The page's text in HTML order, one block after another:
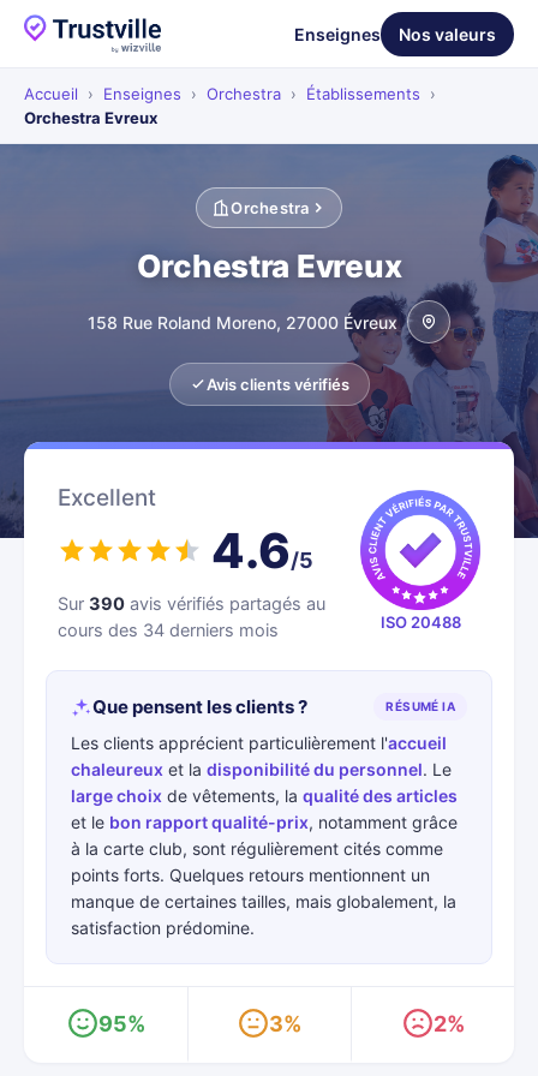
Enseignes Nos valeurs
Accueil › Enseignes › Orchestra › Établissements
›
Orchestra Evreux
Orchestra
Orchestra Evreux
158 Rue Roland Moreno, 27000 Évreux
Avis clients vérifiés
Excellent
4.6/5
Sur 390 avis vérifiés partagés au
cours des 34 derniers mois
ISO 20488
Que pensent les clients ? RÉSUMÉ IA
Les clients apprécient particulièrement l'accueil
chaleureux et la disponibilité du personnel. Le
large choix de vêtements, la qualité des articles
et le bon rapport qualité-prix, notamment grâce
à la carte club, sont régulièrement cités comme
points forts. Quelques retours mentionnent un
manque de certaines tailles, mais globalement, la
satisfaction prédomine.
95% 3% 2%